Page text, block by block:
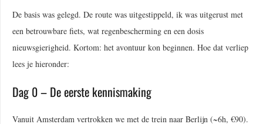
De basis was gelegd. De route was uitgestippeld, ik was uitgerust met
een betrouwbare fiets, wat regenbescherming en een dosis
nieuwsgierigheid. Kortom: het avontuur kon beginnen. Hoe dat verliep
lees je hieronder:
Dag 0 – De eerste kennismaking
Vanuit Amsterdam vertrokken we met de trein naar Berlijn (~6h, €90).